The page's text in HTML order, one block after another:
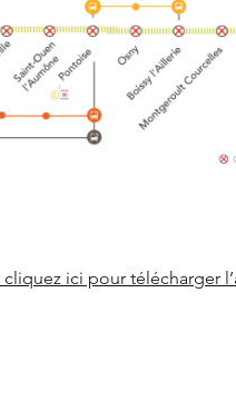
cliquez ici pour télécharger